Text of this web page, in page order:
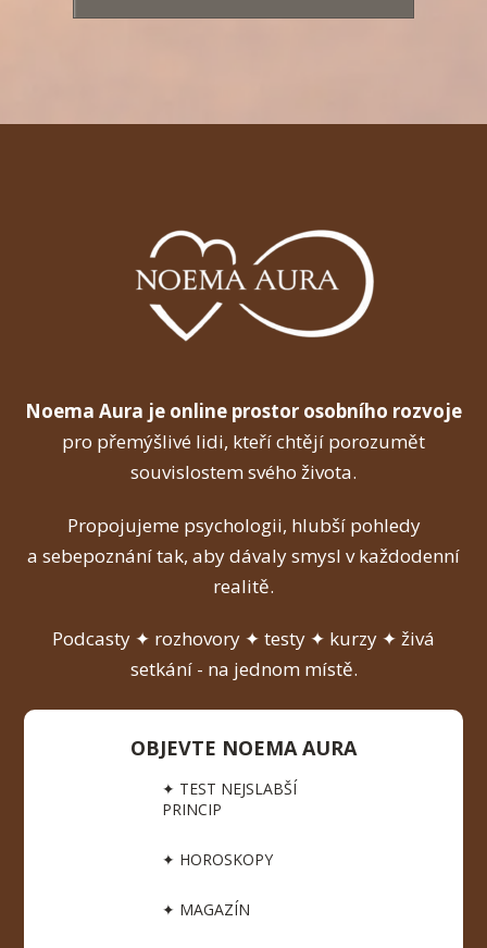
Noema Aura je online prostor osobního rozvoje
pro přemýšlivé lidi, kteří chtějí porozumět
souvislostem svého života.
Propojujeme psychologii, hlubší pohledy
a sebepoznání tak, aby dávaly smysl v každodenní
realitě.
Podcasty ✦ rozhovory ✦ testy ✦ kurzy ✦ živá
setkání - na jednom místě.
OBJEVTE NOEMA AURA
✦ TEST NEJSLABŠÍ
PRINCIP
✦ HOROSKOPY
✦ MAGAZÍN